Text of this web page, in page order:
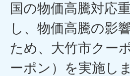
国の物価高騰対応
し、物価高騰の影
ため、大竹市クー
ーポン）を実施し